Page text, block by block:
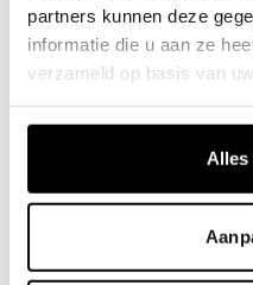
partners kunnen deze
informatie die u aan ze
verzameld op basis van
Alles
vertrouwen creëren
zetten in op eerlijke,
toegankelijke
informeren over de
onvermijdelijk met
Daarnaast zorgt de